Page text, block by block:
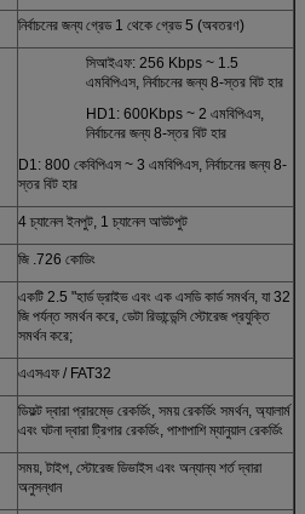
নির্বাচনের জন্য গ্রেড 1 থেকে গ্রেড 5 (অবতরণ)
সিআইএফ: 256 Kbps ~ 1.5
এমবিপিএস, নির্বাচনের জন্য 8-স্তর বিট হার
HD1: 600Kbps ~ 2 এমবিপিএস,
নির্বাচনের জন্য 8-স্তর বিট হার
D1: 800 কেবিপিএস ~ 3 এমবিপিএস, নির্বাচনের জন্য 8-
স্তর বিট হার
4 চ্যানেল ইনপুট, 1 চ্যানেল আউটপুট
জি .726 কোডিং
একটি 2.5 "হার্ড ড্রাইভ এবং এক এসডি কার্ড সমর্থন, যা 32
জি পর্যন্ত সমর্থন করে, ডেটা রিডান্ডেন্সি স্টোরেজ প্রযুক্তি
সমর্থন করে;
এএসএফ / FAT32
ডিফল্ট দ্বারা প্রারম্ভে রেকর্ডিং, সময় রেকর্ডিং সমর্থন, অ্যালার্ম
এবং ঘটনা দ্বারা ট্রিগার রেকর্ডিং, পাশাপাশি ম্যানুয়াল রেকর্ডিং
সময়, টাইপ, স্টোরেজ ডিভাইস এবং অন্যান্য শর্ত দ্বারা
অনুসন্ধান